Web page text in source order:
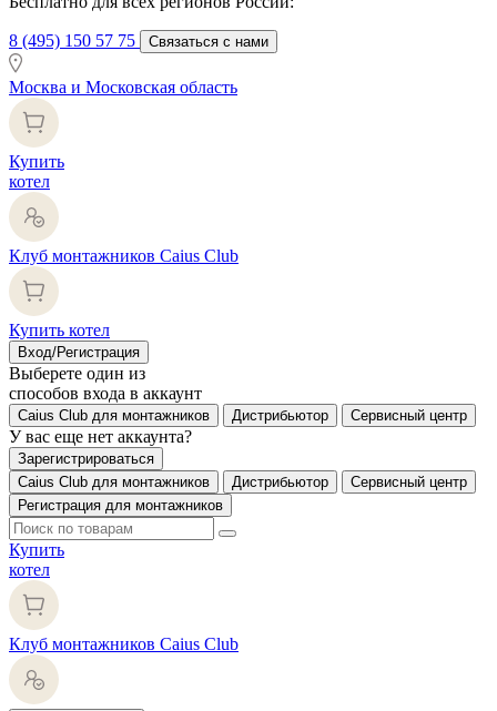
8 (495) 150 57 75 Связаться с нами
Москва и Московская область
Купить
котел
Клуб монтажников Caius Club
Купить котел
Вход/Регистрация
Выберете один из
способов входа в аккаунт
Caius Club для монтажников Дистрибьютор Сервисный центр
У вас еще нет аккаунта?
Зарегистрироваться
Caius Club для монтажников
Дистрибьютор
Сервисный центр
Регистрация для монтажников
Купить
котел
Клуб монтажников Caius Club